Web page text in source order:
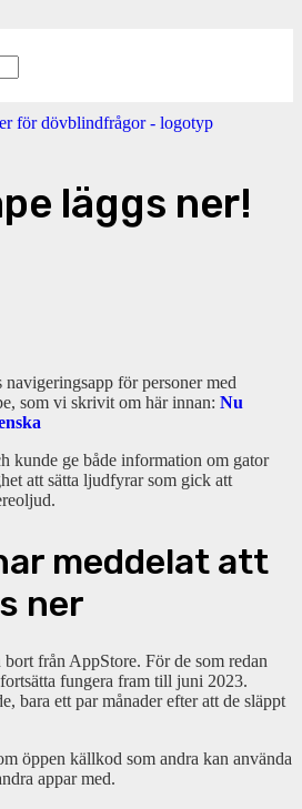
läggs ner!
för personer med
som vi skrivit om här innan: Nu
kunde ge både information om gator
att sätta ljudfyrar som gick att
meddelat att
ner
från AppStore. För de som redan
fungera fram till juni 2023.
bara ett par månader efter att de släppt
öppen källkod som andra kan använda
appar med.